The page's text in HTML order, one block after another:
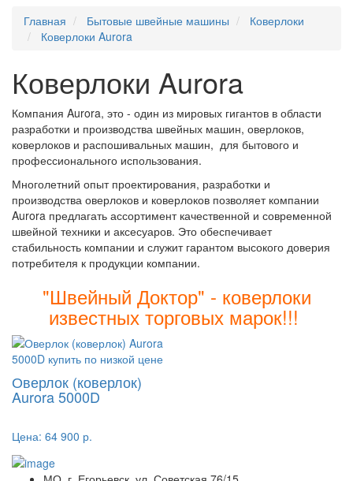
Главная
Бытовые швейные машины
Коверлоки
Коверлоки Aurora
Коверлоки Aurora
Компания Aurora, это - один из мировых гигантов в области
разработки и производства швейных машин, оверлоков,
коверлоков и распошивальных машин, для бытового и
профессионального использования.
Многолетний опыт проектирования, разработки и
производства оверлоков и коверлоков позволяет компании
Aurora предлагать ассортимент качественной и современной
швейной техники и аксесуаров. Это обеспечивает
стабильность компании и служит гарантом высокого доверия
потребителя к продукции компании.
"Швейный Доктор" - коверлоки
известных торговых марок!!!
Оверлок (коверлок)
Aurora 5000D
Цена: 64 900 р.